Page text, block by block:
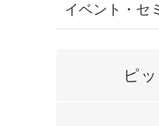
イベント・セ
ピ